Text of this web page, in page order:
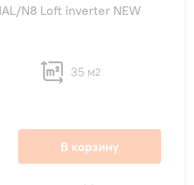
N8 Loft inverter NEW
35 м2
В корзину